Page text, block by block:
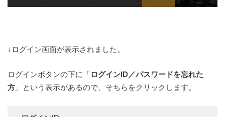
↓ログイン画面が表示されました。
ログインボタンの下に「ログインID／パスワードを忘れた
方 」という表示があるので、そちらをクリックします。